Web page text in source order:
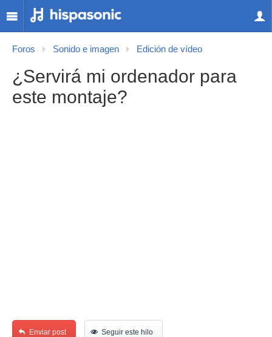
Foros Sonido e imagen Edición de vídeo
¿Servirá mi ordenador para
este montaje?
Enviar post Seguir este hilo